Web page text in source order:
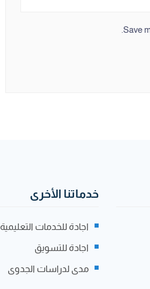
Save
خدماتنا الأخرى
اجادة للخدمات التعليمية
اجادة للتسويق
مدى لدراسات الجدوى